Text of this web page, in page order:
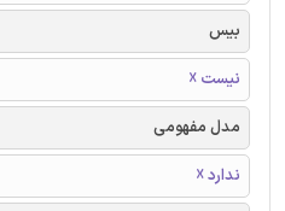
بیس
نیست ☓
مدل مفهومی
ندارد ☓